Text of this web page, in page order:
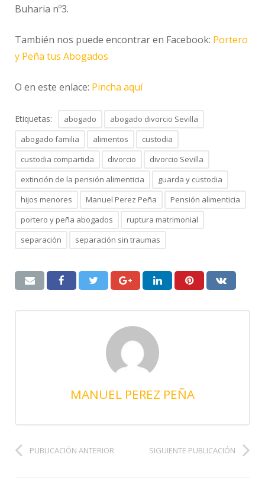
Buharia nº3.
También nos puede encontrar en Facebook: Portero
y Peña tus Abogados
O en este enlace: Pincha aquí
Etiquetas: abogado
abogado divorcio Sevilla
abogado familia
alimentos
custodia
custodia compartida
divorcio
divorcio Sevilla
extinción de la pensión alimenticia
guarda y custodia
hijos menores
Manuel Perez Peña
Pensión alimenticia
portero y peña abogados
ruptura matrimonial
separación
separación sin traumas
MANUEL PEREZ PEÑA
PUBLICACIÓN ANTERIOR SIGUIENTE PUBLICACIÓN